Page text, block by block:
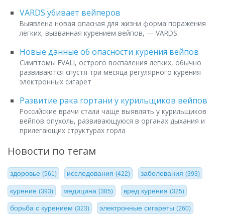
VARDS убивает вейперов
Выявлена новая опасная для жизни форма поражения
лёгких, вызванная курением вейпов, — VARDS.
Новые данные об опасности курения вейпов
Симптомы EVALI, острого воспаления легких, обычно
развиваются спустя три месяца регулярного курения
электронных сигарет
Развитие рака гортани у курильщиков вейпов
Российские врачи стали чаще выявлять у курильщиков
вейпов опухоль, развивающуюся в органах дыхания и
прилегающих структурах горла
Новости по тегам
здоровье (561) исследования(422) заболевания (393)
курение (393) медицина(385) вред курения (325)
борьба с курением (323) электронные сигареты(260)